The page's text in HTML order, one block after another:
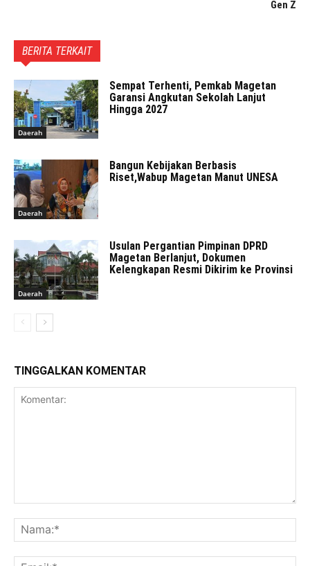
Gen Z
BERITA TERKAIT
Daerah
Sempat Terhenti, Pemkab Magetan
Garansi Angkutan Sekolah Lanjut
Hingga 2027
Daerah
Bangun Kebijakan Berbasis
Riset,Wabup Magetan Manut UNESA
Daerah
Usulan Pergantian Pimpinan DPRD
Magetan Berlanjut, Dokumen
Kelengkapan Resmi Dikirim ke Provinsi
TINGGALKAN KOMENTAR